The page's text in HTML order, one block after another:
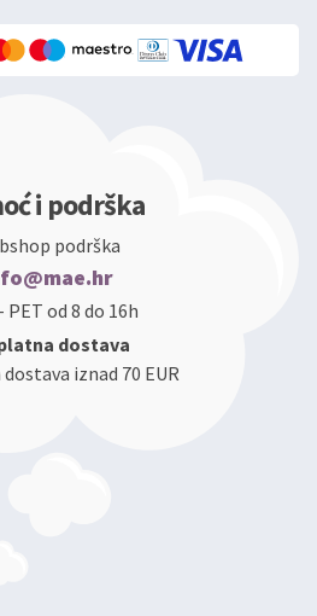
i podrška
podrška
PET od 8 do 16h
dostava
iznad 70 EUR